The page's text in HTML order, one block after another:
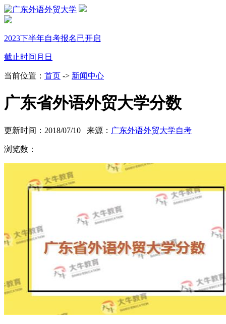
2023下半年自考报名已开启
截止时间 月 日
当前位置： 首页 -> 新闻中心
广东省外语外贸大学分数
更新时间：2018/07/10 来源： 广东外语外贸大学自考
浏览数：